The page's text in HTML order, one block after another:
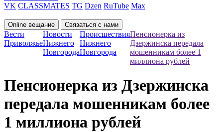
VK CLASSMATES TG Dzen RuTube Max
Online вещание Связаться с нами
Вести
Приволжье
Новости
Нижнего
Новгорода
Происшествия
Нижнего
Новгорода
Пенсионерка из
Дзержинска передала
мошенникам более 1
миллиона рублей
Пенсионерка из Дзержинска
передала мошенникам более
1 миллиона рублей